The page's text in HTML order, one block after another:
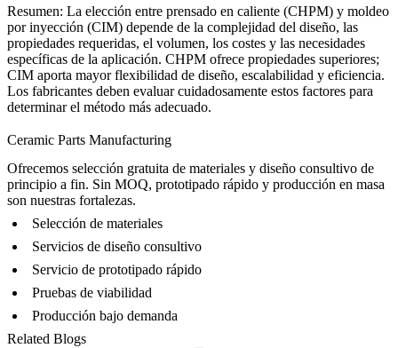
Resumen: La elección entre prensado en caliente (CHPM) y moldeo
por inyección (CIM) depende de la complejidad del diseño, las
propiedades requeridas, el volumen, los costes y las necesidades
específicas de la aplicación. CHPM ofrece propiedades superiores;
CIM aporta mayor flexibilidad de diseño, escalabilidad y eficiencia.
Los fabricantes deben evaluar cuidadosamente estos factores para
determinar el método más adecuado.
Ceramic Parts Manufacturing
Ofrecemos selección gratuita de materiales y diseño consultivo de
principio a fin. Sin MOQ, prototipado rápido y producción en masa
son nuestras fortalezas.
Selección de materiales
Servicios de diseño consultivo
Servicio de prototipado rápido
Pruebas de viabilidad
Producción bajo demanda
Related Blogs